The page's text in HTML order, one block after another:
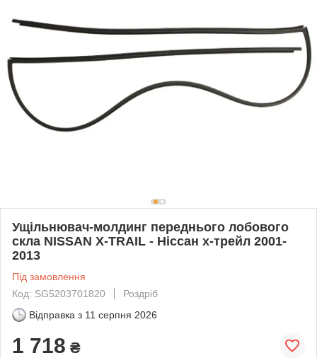
Ущільнювач-молдинг переднього лобового
скла NISSAN X-TRAIL - Ніссан х-трейл 2001-
2013
Під замовлення
Код: SG5203701820
Роздріб
Відправка з 11 серпня 2026
1 718 ₴